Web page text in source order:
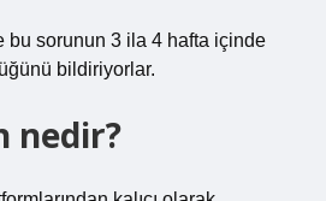
bu sorunun 3 ila 4 hafta içinde
bildiriyorlar.
nedir?